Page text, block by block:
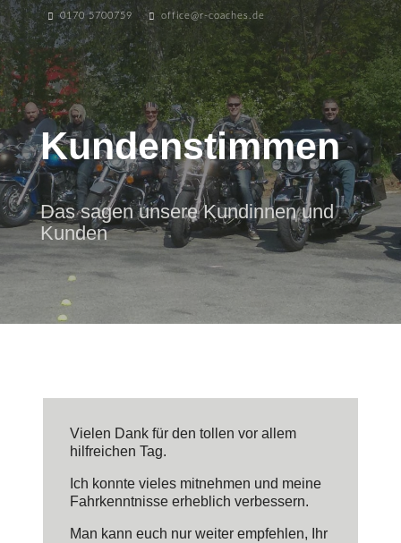
0170 5700759 office@r-coaches.de
Kundenstimmen
Das sagen unsere Kundinnen und
Kunden
Vielen Dank für den tollen vor allem
hilfreichen Tag.
Ich konnte vieles mitnehmen und meine
Fahrkenntnisse erheblich verbessern.
Man kann euch nur weiter empfehlen, Ihr